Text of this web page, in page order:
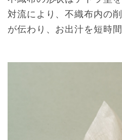
対流により、不織布内の
が伝わり、お出汁を短時